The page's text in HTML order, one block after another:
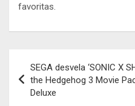
favoritas.
de
entradas
SEGA desvela ‘SONIC X
the Hedgehog 3 Movie
Deluxe